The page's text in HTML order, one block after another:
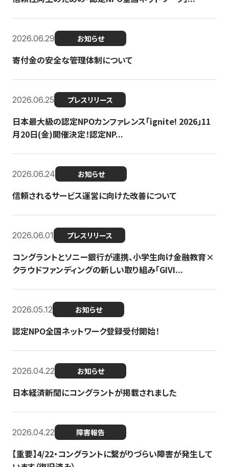
2026.06.29 お知らせ
寄付金の安全な管理体制について
2026.06.25 プレスリリース
日本最大級の認定NPOカンファレンス「ignite! 2026」11
月20日(金)開催決定！認定NP...
2026.06.24 お知らせ
信頼されるサービス運営に向けた改善について
2026.06.01 プレスリリース
コングラントとソニー銀行が連携、小学生向け金融教育×
クラウドファンディングの新しい取り組み「GIVI...
2026.05.12 お知らせ
認定NPO全国ネットワーク登録受付開始！
2026.04.22 お知らせ
日本経済新聞にコングラントが掲載されました
2026.04.22 障害報告
【重要】4/22・コングラントに繋がりづらい障害が発生して